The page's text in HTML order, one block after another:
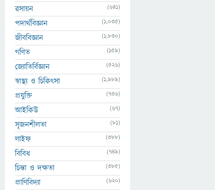
রসায়ন
(641)
পদার্থবিজ্ঞান (1,035)
জীববিজ্ঞান (1,830)
গণিত (159)
জ্যোতির্বিজ্ঞান (526)
স্বাস্থ্য ও চিকিৎসা (1,989)
প্রযুক্তি (736)
আইকিউ (67)
সৃজনশীলতা (81)
লাইফ (388)
বিবিধ (749)
চিন্তা ও দক্ষতা (385)
প্রাণিবিদ্যা (620)